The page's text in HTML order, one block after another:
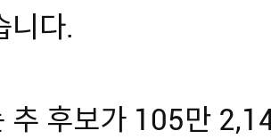
니다.
추 후보가 105만